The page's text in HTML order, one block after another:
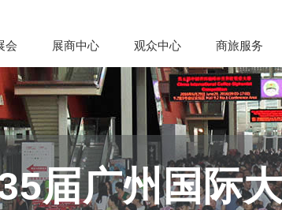
会 展商中心 观众中心 商旅服务
届广州国际